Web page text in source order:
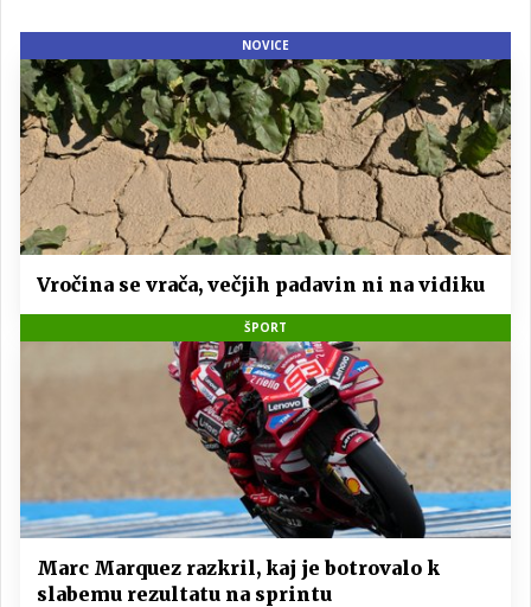
NOVICE
Vročina se vrača, večjih padavin ni na vidiku
ŠPORT
Marc Marquez razkril, kaj je botrovalo k
slabemu rezultatu na sprintu